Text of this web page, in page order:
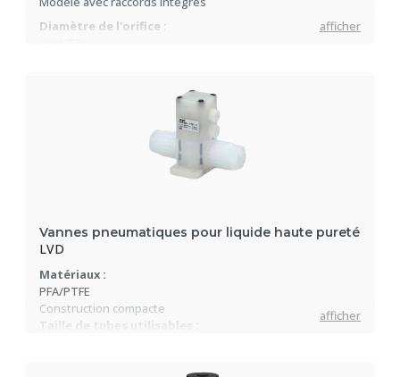
Diamètre de l'orifice :
Réglage de débit, by-pass, visualisation
afficher
Vannes pneumatiques pour liquide haute pureté
LVD
Matériaux :
PFA/PTFE
Construction compacte
Taille de tubes utilisables :
afficher